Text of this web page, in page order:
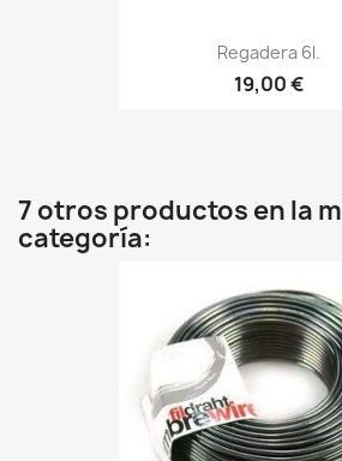
Regadera 6l.
19,00 €
7 otros productos en la
categoría: